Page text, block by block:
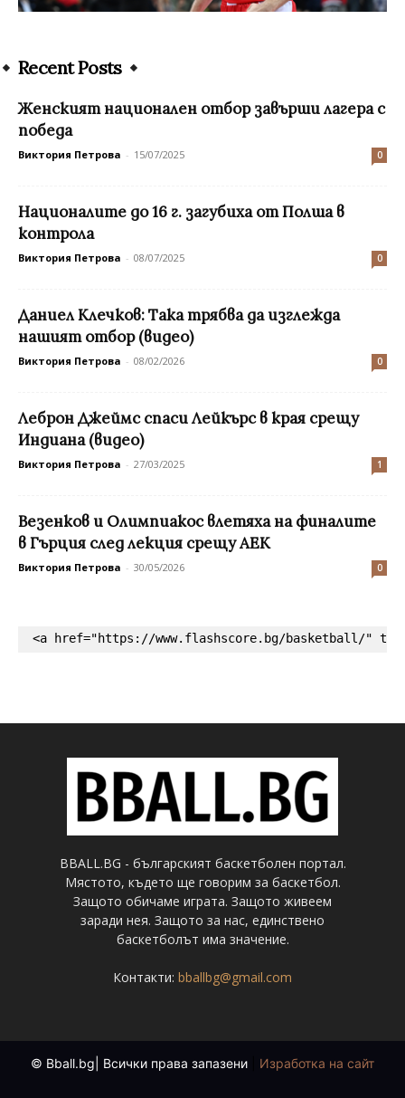
Recent Posts
Женският национален отбор завърши лагера с
победа
Виктория Петрова - 15/07/2025 0
Националите до 16 г. загубиха от Полша в
контрола
Виктория Петрова - 08/07/2025 0
Даниел Клечков: Така трябва да изглежда
нашият отбор (видео)
Виктория Петрова - 08/02/2026 0
Леброн Джеймс спаси Лейкърс в края срещу
Индиана (видео)
Виктория Петрова - 27/03/2025 1
Везенков и Олимпиакос влетяха на финалите
в Гърция след лекция срещу АЕК
Виктория Петрова - 30/05/2026 0
<a href="https://www.flashscore.bg/basketball/"
BBALL.BG - българският баскетболен портал.
Мястото, където ще говорим за баскетбол.
Защото обичаме играта. Защото живеем
заради нея. Защото за нас, единствено
баскетболът има значение.
Контакти: bballbg@gmail.com
© Bball.bg| Всички права запазени Изработка на сайт